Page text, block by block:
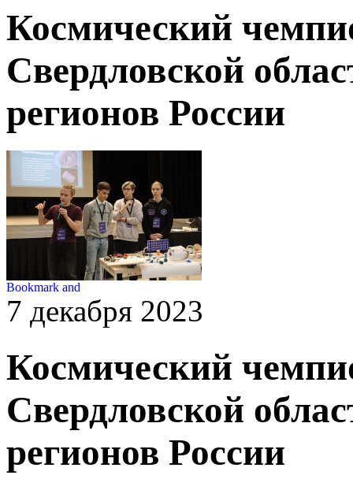
Космический
Свердловской
регионов России
7 декабря 2023
Космический
Свердловской
регионов России